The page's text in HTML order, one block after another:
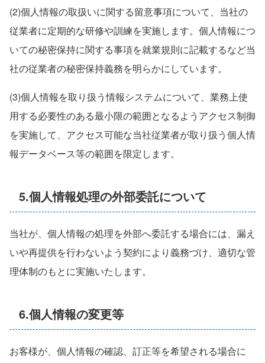
(2)個人情報の取扱いに関する留意事項について、当社の
従業者に定期的な研修や訓練を実施します。個人情報につ
いての秘密保持に関する事項を就業規則に記載するなど当
社の従業者の秘密保持義務を明らかにしています。
(3)個人情報を取り扱う情報システムについて、業務上使
用する必要性のある最小限の範囲となるようアクセス制御
を実施して、アクセス可能な当社従業者が取り扱う個人情
報データベース等の範囲を限定します。
5.個人情報処理の外部委託について
当社が、個人情報の処理を外部へ委託する場合には、漏え
いや再提供を行わないよう契約により義務づけ、適切な管
理体制のもとに実施いたします。
6.個人情報の変更等
お客様が、個人情報の確認、訂正等を希望される場合に